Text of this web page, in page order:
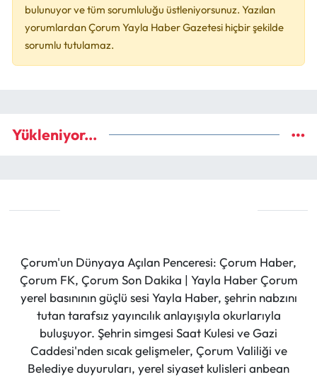
bulunuyor ve tüm sorumluluğu üstleniyorsunuz. Yazılan
yorumlardan Çorum Yayla Haber Gazetesi hiçbir şekilde
sorumlu tutulamaz.
Yükleniyor...
Çorum'un Dünyaya Açılan Penceresi: Çorum Haber,
Çorum FK, Çorum Son Dakika | Yayla Haber Çorum
yerel basınının güçlü sesi Yayla Haber, şehrin nabzını
tutan tarafsız yayıncılık anlayışıyla okurlarıyla
buluşuyor. Şehrin simgesi Saat Kulesi ve Gazi
Caddesi'nden sıcak gelişmeler, Çorum Valiliği ve
Belediye duyuruları, yerel siyaset kulisleri anbean